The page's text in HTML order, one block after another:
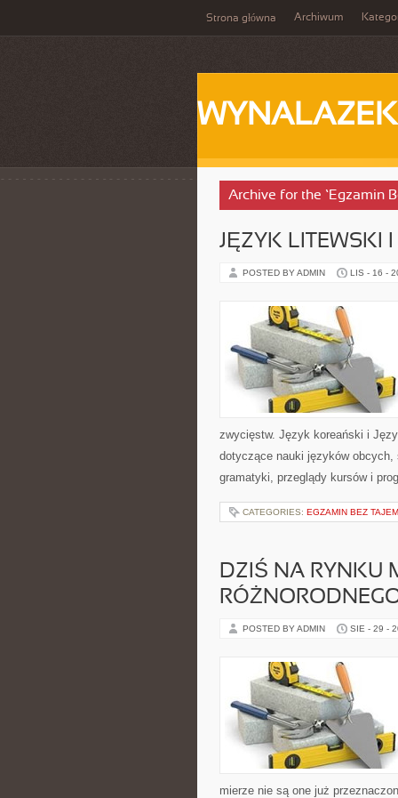
Strona główna Archiwum
WYNALAZEK
Archive for the ‘Egzamin
JĘZYK LITEWSKI
POSTED BY ADMIN LIS - 16 -
zwycięstw. Język koreański i
dotyczące nauki języków obcych,
gramatyki, przeglądy kursów i
CATEGORIES: EGZAMIN BEZ
DZIŚ NA RYNKU
POSTED BY ADMIN SIE - 29 -
mierze nie są one już